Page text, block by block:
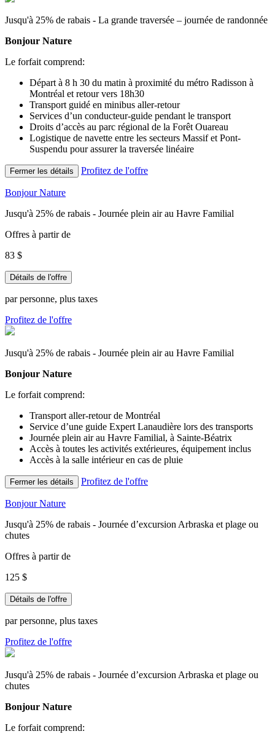
Jusqu'à 25% de rabais - La grande traversée – journée de randonnée
Bonjour Nature
Le forfait comprend:
Départ à 8 h 30 du matin à proximité du métro Radisson à
Montréal et retour vers 18h30
Transport guidé en minibus aller-retour
Services d’un conducteur-guide pendant le transport
Droits d’accès au parc régional de la Forêt Ouareau
Logistique de navette entre les secteurs Massif et Pont-
Suspendu pour assurer la traversée linéaire
Fermer les détails Profitez de l'offre
Bonjour Nature
Jusqu'à 25% de rabais - Journée plein air au Havre Familial
Offres à partir de
83 $
Détails de l'offre
par personne, plus taxes
Profitez de l'offre
Jusqu'à 25% de rabais - Journée plein air au Havre Familial
Bonjour Nature
Le forfait comprend:
Transport aller-retour de Montréal
Service d’une guide Expert Lanaudière lors des transports
Journée plein air au Havre Familial, à Sainte-Béatrix
Accès à toutes les activités extérieures, équipement inclus
Accès à la salle intérieur en cas de pluie
Fermer les détails Profitez de l'offre
Bonjour Nature
Jusqu'à 25% de rabais - Journée d’excursion Arbraska et plage ou
chutes
Offres à partir de
125 $
Détails de l'offre
par personne, plus taxes
Profitez de l'offre
Jusqu'à 25% de rabais - Journée d’excursion Arbraska et plage ou
chutes
Bonjour Nature
Le forfait comprend: